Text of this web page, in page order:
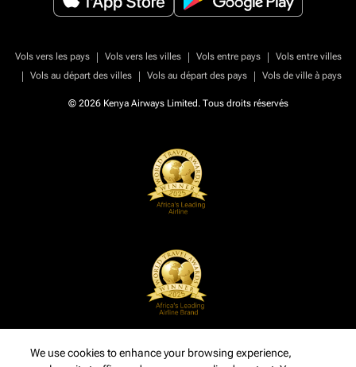
Vols vers les pays | Vols vers les villes | Vols entre pays |
Vols entre villes
|
Vols au départ des villes | Vols au départ des pays | Vols de ville à pays
© 2026 Kenya Airways Limited. Tous droits réservés
We use cookies to enhance your browsing experience,